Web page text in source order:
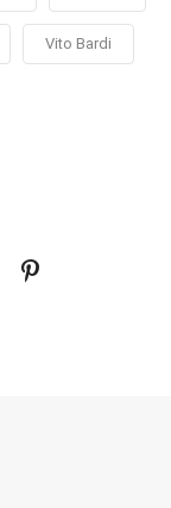
Vito Bardi